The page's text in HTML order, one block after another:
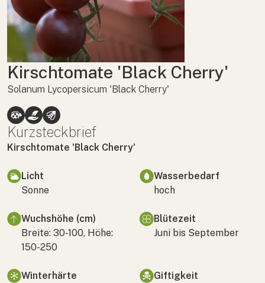
Kirschtomate 'Black Cherry'
Solanum Lycopersicum 'Black Cherry'
Kurzsteckbrief
Kirschtomate 'Black Cherry'
Licht
Sonne
Wasserbedarf
hoch
Wuchshöhe (cm)
Breite: 30-100, Höhe:
150-250
Blütezeit
Juni bis September
Winterhärte
Giftigkeit